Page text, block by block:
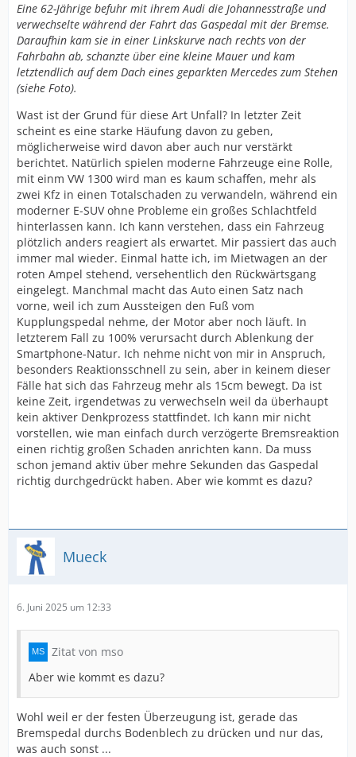
Eine 62-Jährige befuhr mit ihrem Audi die Johannesstraße und
verwechselte während der Fahrt das Gaspedal mit der Bremse.
Daraufhin kam sie in einer Linkskurve nach rechts von der
Fahrbahn ab, schanzte über eine kleine Mauer und kam
letztendlich auf dem Dach eines geparkten Mercedes zum Stehen
(siehe Foto).
Wast ist der Grund für diese Art Unfall? In letzter Zeit
scheint es eine starke Häufung davon zu geben,
möglicherweise wird davon aber auch nur verstärkt
berichtet. Natürlich spielen moderne Fahrzeuge eine Rolle,
mit einm VW 1300 wird man es kaum schaffen, mehr als
zwei Kfz in einen Totalschaden zu verwandeln, während ein
moderner E-SUV ohne Probleme ein großes Schlachtfeld
hinterlassen kann. Ich kann verstehen, dass ein Fahrzeug
plötzlich anders reagiert als erwartet. Mir passiert das auch
immer mal wieder. Einmal hatte ich, im Mietwagen an der
roten Ampel stehend, versehentlich den Rückwärtsgang
eingelegt. Manchmal macht das Auto einen Satz nach
vorne, weil ich zum Aussteigen den Fuß vom
Kupplungspedal nehme, der Motor aber noch läuft. In
letzterem Fall zu 100% verursacht durch Ablenkung der
Smartphone-Natur. Ich nehme nicht von mir in Anspruch,
besonders Reaktionsschnell zu sein, aber in keinem dieser
Fälle hat sich das Fahrzeug mehr als 15cm bewegt. Da ist
keine Zeit, irgendetwas zu verwechseln weil da überhaupt
kein aktiver Denkprozess stattfindet. Ich kann mir nicht
vorstellen, wie man einfach durch verzögerte Bremsreaktion
einen richtig großen Schaden anrichten kann. Da muss
schon jemand aktiv über mehre Sekunden das Gaspedal
richtig durchgedrückt haben. Aber wie kommt es dazu?
Mueck
6. Juni 2025 um 12:33
Zitat von mso
Aber wie kommt es dazu?
Wohl weil er der festen Überzeugung ist, gerade das
Bremspedal durchs Bodenblech zu drücken und nur das,
was auch sonst ...